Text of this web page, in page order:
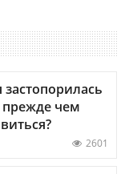
чем
2601